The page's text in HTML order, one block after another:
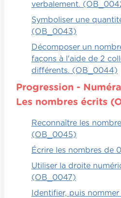
verbalement.
Symboliser une
(OB_0043)
Décomposer un
façons à l'aide de 2
différents. (OB_0044)
Progression -
Les nombres écrits
Reconnaître les
(OB_0045)
Écrire les nombres de
Utiliser la droite
(OB_0047)
Identifier, puis